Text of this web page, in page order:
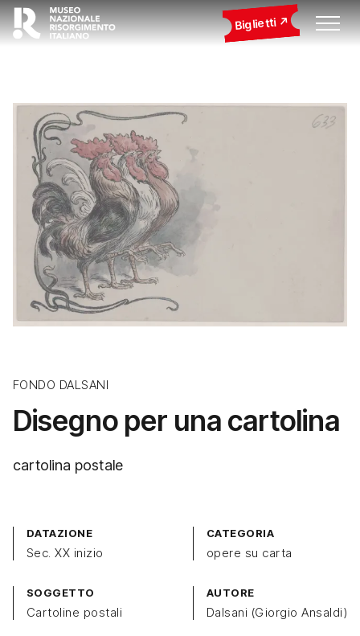
Biglietti
FONDO DALSANI
Disegno per una cartolina
cartolina postale
DATAZIONE
Sec. XX inizio
CATEGORIA
opere su carta
SOGGETTO
Cartoline postali
AUTORE
Dalsani (Giorgio Ansaldi)